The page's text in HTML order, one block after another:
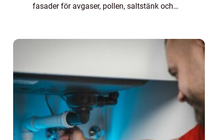
fasader för avgaser, pollen, saltstänk och